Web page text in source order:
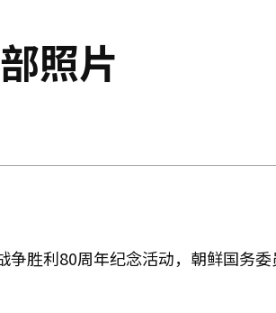
照片
胜利80周年纪念活动，朝鲜国务